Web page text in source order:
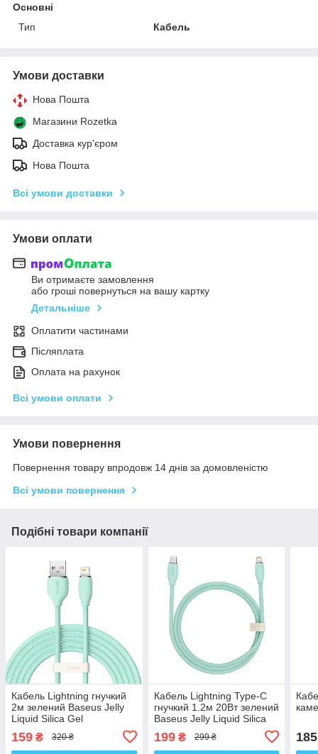
Основні
Тип
Кабель
Умови доставки
Нова Пошта
Магазини Rozetka
Доставка кур'єром
Нова Пошта
Всі умови доставки
Умови оплати
Ви отримаєте замовлення
або гроші повернуться на вашу картку
Детальніше
Оплатити частинами
Післяплата
Оплата на рахунок
Всі умови оплати
Умови повернення
Повернення товару впродовж 14 днів за домовленістю
Всі умови повернення
Подібні товари компанії
Кабель Lightning гнучкий
2м зелений Baseus Jelly
Liquid Silica Gel
159 ₴ 320 ₴
Кабель Lightning Type-C
гнучкий 1.2м 20Вт зелений
Baseus Jelly Liquid Silica
199₴ 299 ₴ 185